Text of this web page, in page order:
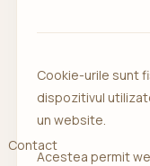
Contact
Cookie-urile sunt
dispozitivul
un website.
Acestea permit